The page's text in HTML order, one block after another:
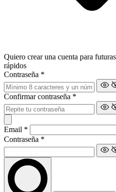
Quiero crear una cuenta para
rápidos
Contraseña *
Confirmar contraseña *
Email *
Contraseña *